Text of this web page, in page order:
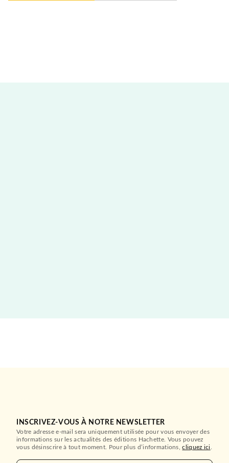
INSCRIVEZ-VOUS À NOTRE NEWSLETTER
Votre adresse e-mail sera uniquement utilisée pour vous envoyer des
informations sur les actualités des éditions Hachette. Vous pouvez
vous désinscrire à tout moment. Pour plus d’informations,cliquez ici